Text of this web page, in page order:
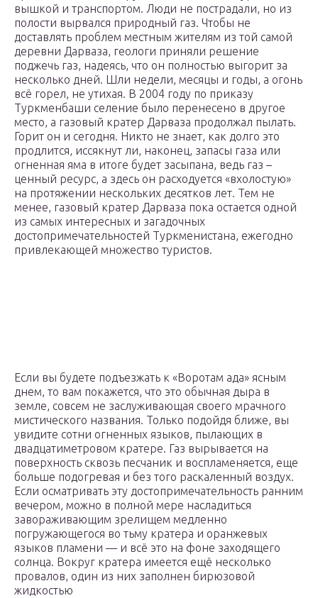
вышкой и транспортом. Люди не пострадали, но из
полости вырвался природный газ. Чтобы не
доставлять проблем местным жителям из той самой
деревни Дарваза, геологи приняли решение
поджечь газ, надеясь, что он полностью выгорит за
несколько дней. Шли недели, месяцы и годы, а огонь
всё горел, не утихая. В 2004 году по приказу
Туркменбаши селение было перенесено в другое
место, а газовый кратер Дарваза продолжал пылать.
Горит он и сегодня. Никто не знает, как долго это
продлится, иссякнут ли, наконец, запасы газа или
огненная яма в итоге будет засыпана, ведь газ –
ценный ресурс, а здесь он расходуется «вхолостую»
на протяжении нескольких десятков лет. Тем не
менее, газовый кратер Дарваза пока остается одной
из самых интересных и загадочных
достопримечательностей Туркменистана, ежегодно
привлекающей множество туристов.
Если вы будете подъезжать к «Воротам ада» ясным
днем, то вам покажется, что это обычная дыра в
земле, совсем не заслуживающая своего мрачного
мистического названия. Только подойдя ближе, вы
увидите сотни огненных языков, пылающих в
двадцатиметровом кратере. Газ вырывается на
поверхность сквозь песчаник и воспламеняется, еще
больше подогревая и без того раскаленный воздух.
Если осматривать эту достопримечательность ранним
вечером, можно в полной мере насладиться
завораживающим зрелищем медленно
погружающегося во тьму кратера и оранжевых
языков пламени — и всё это на фоне заходящего
солнца. Вокруг кратера имеется ещё несколько
провалов, один из них заполнен бирюзовой
жидкостью